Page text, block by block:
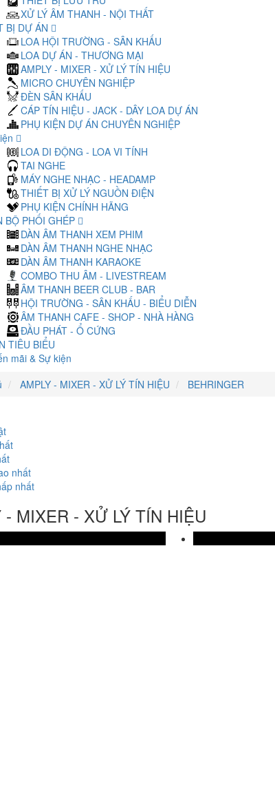
XỬ LÝ ÂM THANH - NỘI THẤT
BỊ DỰ ÁN
LOA HỘI TRƯỜNG - SÂN KHẤU
LOA DỰ ÁN - THƯƠNG MẠI
AMPLY - MIXER - XỬ LÝ TÍN HIỆU
MICRO CHUYÊN NGHIỆP
ĐÈN SÂN KHẤU
CÁP TÍN HIỆU - JACK - DÂY LOA DỰ ÁN
PHỤ KIỆN DỰ ÁN CHUYÊN NGHIỆP
LOA DI ĐỘNG - LOA VI TÍNH
TAI NGHE
MÁY NGHE NHẠC - HEADAMP
THIẾT BỊ XỬ LÝ NGUỒN ĐIỆN
PHỤ KIỆN CHÍNH HÃNG
BỘ PHỐI GHÉP
DÀN ÂM THANH XEM PHIM
DÀN ÂM THANH NGHE NHẠC
DÀN ÂM THANH KARAOKE
COMBO THU ÂM - LIVESTREAM
ÂM THANH BEER CLUB - BAR
HỘI TRƯỜNG - SÂN KHẤU - BIỂU DIỄN
ÂM THANH CAFE - SHOP - NHÀ HÀNG
ĐẦU PHÁT - Ổ CỨNG
TIÊU BIỂU
mãi & Sự kiện
AMPLY - MIXER - XỬ LÝ TÍN HIỆU BEHRINGER
nhất
nhất
- MIXER - XỬ LÝ TÍN HIỆU